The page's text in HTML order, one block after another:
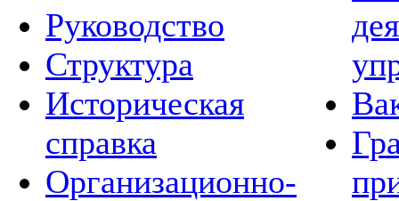
Руководство
Структура
Историческая
справка
Организационно-